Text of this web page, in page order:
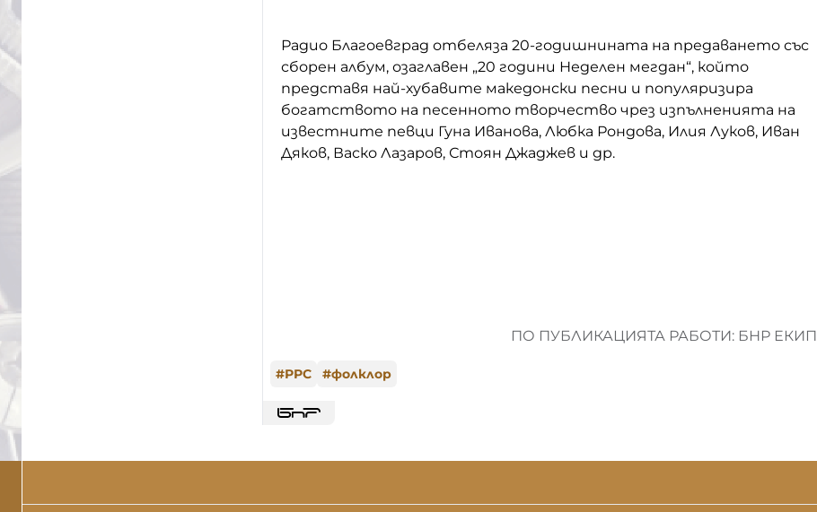
Радио Благоевград отбеляза 20-годишнината на предаването със
сборен албум, озаглавен „20 години Неделен мегдан“, който
представя най-хубавите македонски песни и популяризира
богатството на песенното творчество чрез изпълненията на
известните певци Гуна Иванова, Любка Рондова, Илия Луков, Иван
Дяков, Васко Лазаров, Стоян Джаджев и др.
ПО ПУБЛИКАЦИЯТА РАБОТИ: БНР ЕКИП
#РРС #фолклор